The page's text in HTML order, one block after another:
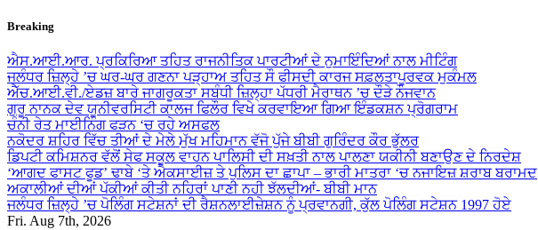
Skip
content
Breaking
ਐਸ.ਆਈ.ਆਰ. ਪ੍ਰਕਿਰਿਆ ਤਹਿਤ ਰਾਜਨੀਤਿਕ ਪਾਰਟੀਆਂ ਦੇ ਨੁਮਾਇੰਦਿਆਂ ਨਾਲ ਮੀਟਿੰਗ
ਜਲੰਧਰ ਜ਼ਿਲ੍ਹੇ ’ਚ ਘਰ-ਘਰ ਗਣਨਾ ਪੜ੍ਹਾਅ ਤਹਿਤ ਸੌ ਫੀਸਦੀ ਕਾਰਜ ਸਫ਼ਲਤਾਪੂਰਵਕ ਮੁਕੰਮਲ
ਐੱਚ.ਆਈ.ਵੀ./ਏਡਜ਼ ਬਾਰੇ ਜਾਗਰੂਕਤਾ ਸਬੰਧੀ ਜ਼ਿਲ੍ਹਾ ਪੱਧਰੀ ਮੈਰਾਥਨ ’ਚ ਦੌੜੇ ਨੌਜਵਾਨ
ਗੁਰੂ ਨਾਨਕ ਦੇਵ ਯੂਨੀਵਰਸਿਟੀ ਕਾਲਜ ਫਿਲੌਰ ਵਿਖੇ ਕਰਵਾਇਆ ਗਿਆ ਇੰਡਕਸ਼ਨ ਪ੍ਰੋਗਰਾਮ
ਚੰਨੀ ਰੇਤ ਮਾਈਨਿੰਗ ਫੜਨ ‘ਚ ਰਹੇ ਅਸਫਲ
ਨਕੋਦਰ ਸ਼ਹਿਰ ਵਿੱਚ ਤੀਆਂ ਦੇ ਮੇਲੇ ਮੁੱਖ ਮਹਿਮਾਨ ਵੱਜੋ ਪੁੱਜੇ ਬੀਬੀ ਗੁਰਿੰਦਰ ਕੌਰ ਭੁੱਲਰ
ਡਿਪਟੀ ਕਮਿਸ਼ਨਰ ਵੱਲੋਂ ਸੇਫ ਸਕੂਲ ਵਾਹਨ ਪਾਲਿਸੀ ਦੀ ਸਖ਼ਤੀ ਨਾਲ ਪਾਲਣਾ ਯਕੀਨੀ ਬਣਾਉਣ ਦੇ ਨਿਰਦੇਸ਼
‘ਆਗਦ ਫਾਸਟ ਫੂਡ’ ਢਾਬੇ ‘ਤੇ ਐਕਸਾਈਜ਼ ਤੇ ਪੁਲਿਸ ਦਾ ਛਾਪਾ – ਭਾਰੀ ਮਾਤਰਾ ‘ਚ ਨਜਾਇਜ਼ ਸ਼ਰਾਬ ਬਰਾਮਦ
ਅਕਾਲੀਆਂ ਦੀਆਂ ਪੱਕੀਆਂ ਕੀਤੀ ਨਹਿਰਾਂ ਪਾਣੀ ਨਹੀ ਝੱਲਦੀਆਂ- ਬੀਬੀ ਮਾਨ
ਜਲੰਧਰ ਜ਼ਿਲ੍ਹੇ ’ਚ ਪੋਲਿੰਗ ਸਟੇਸ਼ਨਾਂ ਦੀ ਰੈਸ਼ਨਲਾਈਜ਼ੇਸ਼ਨ ਨੂੰ ਪ੍ਰਵਾਨਗੀ, ਕੁੱਲ ਪੋਲਿੰਗ ਸਟੇਸ਼ਨ 1997 ਹੋਏ
Fri. Aug 7th, 2026